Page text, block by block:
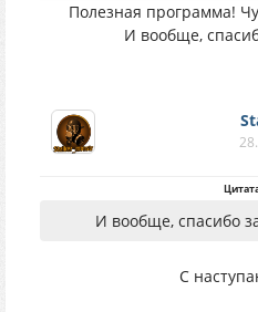
Полезная программа!
И вообще,
И вообще, спасибо
С